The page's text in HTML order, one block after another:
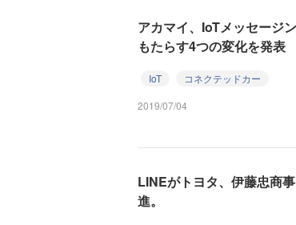
アカマイ、IoTメッセージ
もたらす4つの変化を発表
IoT
コネクテッドカー
2019/07/04
LINEがトヨタ、伊藤忠商
進。